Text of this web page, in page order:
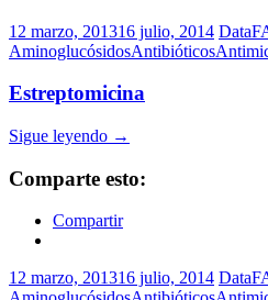
12 marzo, 201316 julio, 2014
AminoglucósidosAntibióticos
Estreptomicina
Sigue leyendo →
Comparte esto:
Compartir
12 marzo, 201316 julio, 2014